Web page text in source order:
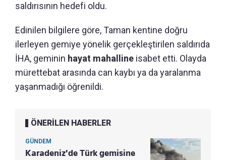
saldırısının hedefi oldu.
Edinilen bilgilere göre, Taman kentine doğru
ilerleyen gemiye yönelik gerçekleştirilen saldırıda
İHA, geminin hayat mahalline isabet etti. Olayda
mürettebat arasında can kaybı ya da yaralanma
yaşanmadığı öğrenildi.
ÖNERİLEN HABERLER
GÜNDEM
Karadeniz'de Türk gemisine